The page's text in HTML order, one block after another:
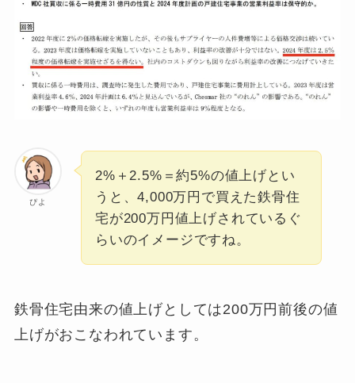
ぴよ
2%＋2.5%＝約5%の値上げとい
うと、4,000万円で買えた鉄骨住
宅が200万円値上げされているぐ
らいのイメージですね。
鉄骨住宅由来の値上げとしては200万円前後の値
上げがおこなわれています。